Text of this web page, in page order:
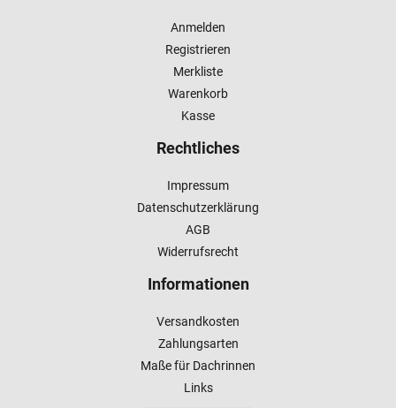
Anmelden
Registrieren
Merkliste
Warenkorb
Kasse
Rechtliches
Impressum
Datenschutzerklärung
AGB
Widerrufsrecht
Informationen
Versandkosten
Zahlungsarten
Maße für Dachrinnen
Links